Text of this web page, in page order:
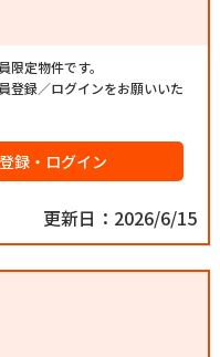
限定物件です。
登録／ログインをお願いいた
録・ログイン
更新日：2026/6/15